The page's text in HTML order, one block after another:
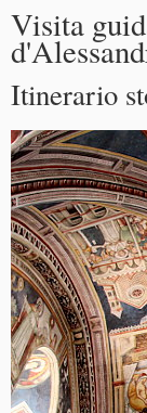
Visita
Itinerario